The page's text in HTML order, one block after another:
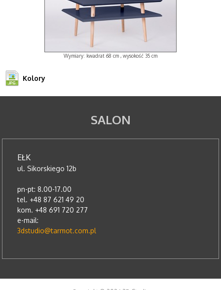
Wymiary: kwadrat 68 cm , wysokość 35 cm
Kolory
SALON
EŁK
ul. Sikorskiego 12b
pn-pt: 8.00-17.00
tel. +48 87 621 49 20
kom. +48 691 720 277
e-mail:
3dstudio@tarmot.com.pl